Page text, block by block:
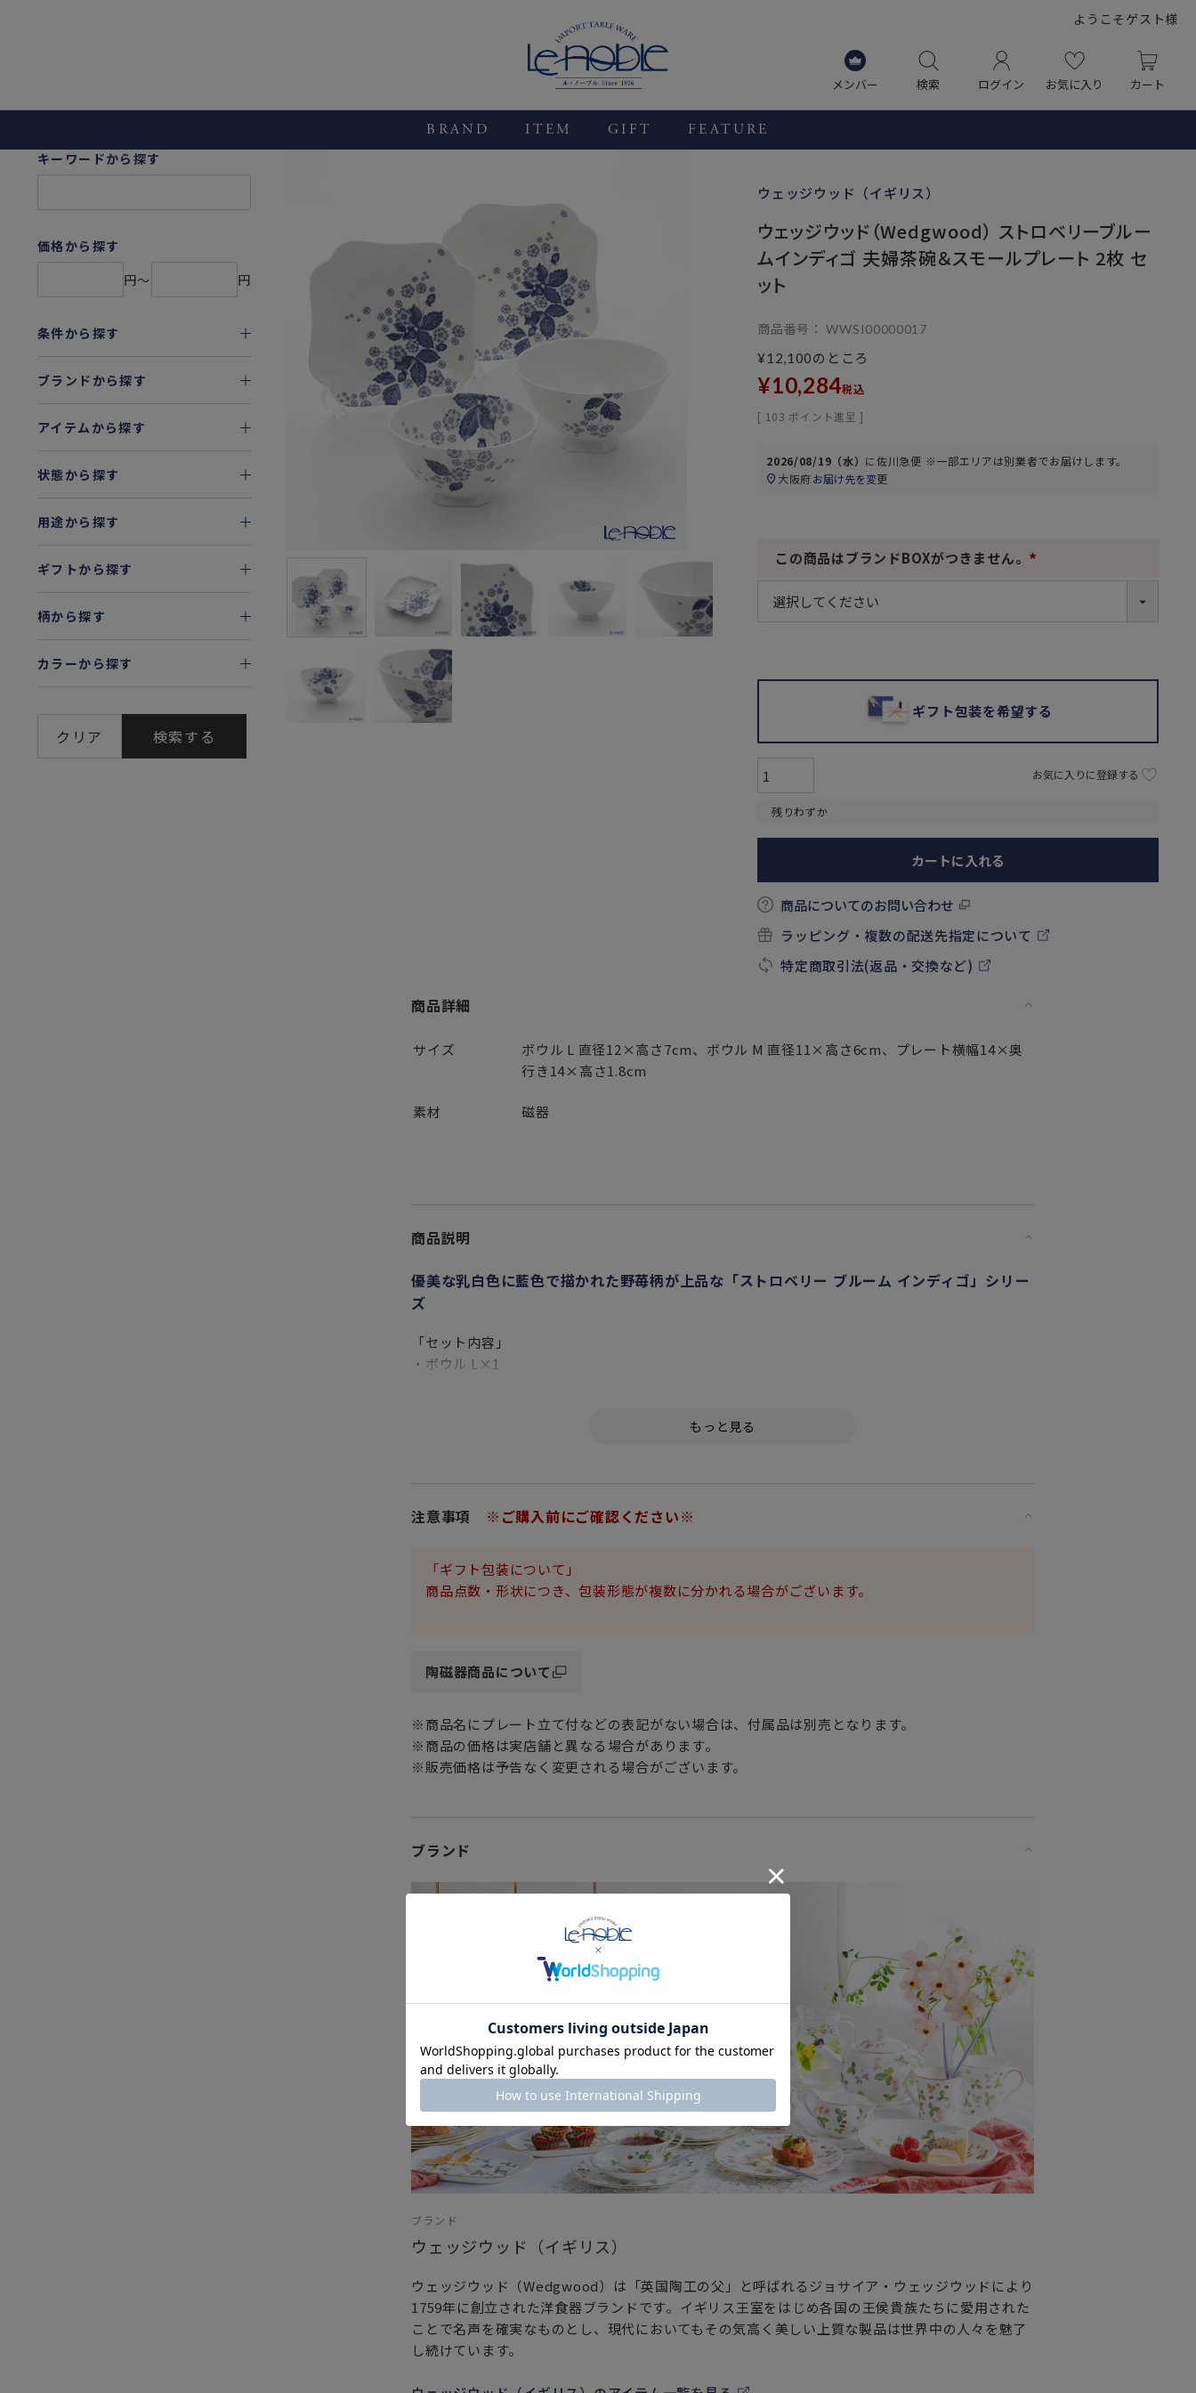
ようこそゲスト様
メンバー 検索 ログイン お気に入り カート
BRAND ITEM GIFT FEATURE
キーワードから探す
価格から探す
円〜
円
条件から探す
ブランドから探す
アイテムから探す
状態から探す
用途から探す
ギフトから探す
柄から探す
カラーから探す
クリア 検索する
ウェッジウッド（イギリス）
ウェッジウッド（Wedgwood） ストロベリーブルー
ムインディゴ 夫婦茶碗＆スモールプレート 2枚 セ
ット
商品番号 WWSI00000017
¥12,100のところ
¥10,284税込
[ 103 ポイント進呈 ]
2026/08/19（水） に佐川急便 ※一部エリアは別業者でお届けします。
大阪府お届け先を変更
この商品はブランドBOXがつきません。
ギフト包装を希望する
残りわずか
お気に入りに登録する
カートに入れる
商品についてのお問い合わせ
ラッピング・複数の配送先指定について
特定商取引法(返品・交換など)
商品詳細
サイズ
ボウル L 直径12×高さ7cm、ボウル M 直径11×高さ6cm、プレート横幅14×奥
行き14×高さ1.8cm
素材 磁器
商品説明
優美な乳白色に藍色で描かれた野苺柄が上品な「ストロベリー ブルーム インディゴ」シリー
ズ
「セット内容」
・ボウル L×1
内側にもふんだんに絵柄を配した愛らしいデザインと、控えめな絵柄ですっきりとしたデザインの
ム インディゴ」シリーズ。日本の食事様式にふさわしいシェイプや深さにまでこだわった使い心地
注意事項 ※ご購入前にご確認ください※
「ギフト包装について」
商品点数・形状につき、包装形態が複数に分かれる場合がございます。
陶磁器商品について
※商品名にプレート立て付などの表記がない場合は、付属品は別売となります。
※商品の価格は実店舗と異なる場合があります。
※販売価格は予告なく変更される場合がございます。
ブランド
ブランド
ウェッジウッド（イギリス）
ウェッジウッド（Wedgwood）は「英国陶工の父」と呼ばれるジョサイア・ウェッジウッドにより
1759年に創立された洋食器ブランドです。イギリス王室をはじめ各国の王侯貴族たちに愛用された
ことで名声を確実なものとし、現代においてもその気高く美しい上質な製品は世界中の人々を魅了
し続けています。